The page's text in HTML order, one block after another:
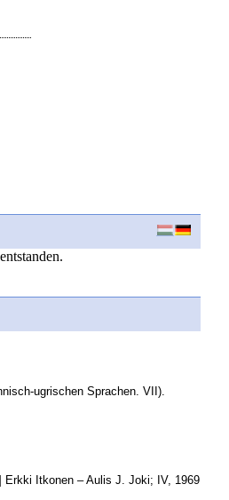
entstanden.
ugrischen Sprachen. VII).
Erkki Itkonen – Aulis J. Joki; IV, 1969